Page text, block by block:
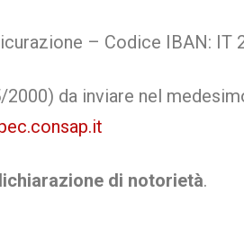
– Codice IBAN: IT
da inviare nel
di notorietà.